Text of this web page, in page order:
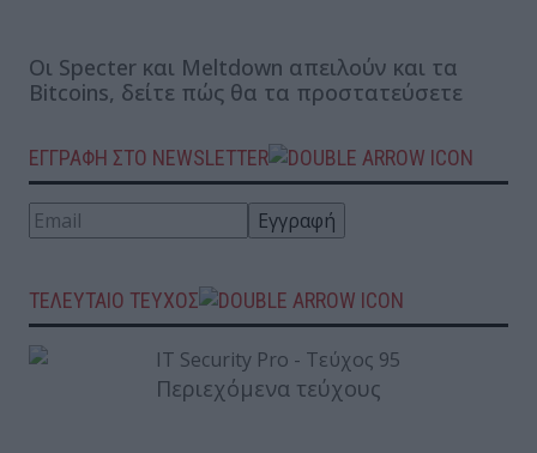
Οι Specter και Meltdown απειλούν και τα
Bitcoins, δείτε πώς θα τα προστατεύσετε
ΕΓΓΡΑΦΗ ΣΤΟ NEWSLETTER
ΤΕΛΕΥΤΑΙΟ ΤΕΥΧΟΣ
Περιεχόμενα τεύχους